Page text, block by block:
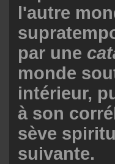
l'autre
par une
monde
intérieur,
à son
sève
suivante.